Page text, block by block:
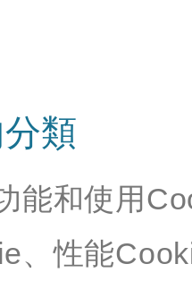
類
能和使用
、性能